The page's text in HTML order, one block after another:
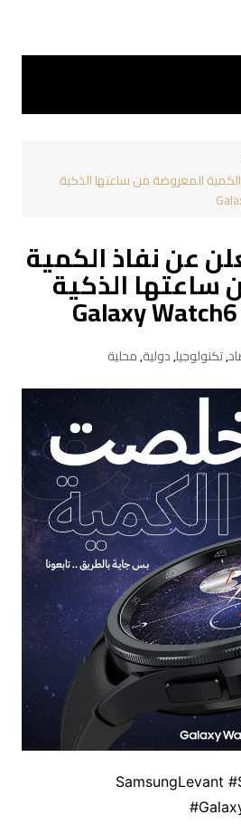
المعروضة من ساعتها الذكية
عن نفاذ الكمية
ساعتها الذكية
Galaxy
,تكنولوجيا,دولية,محلية
@SamsungLevant